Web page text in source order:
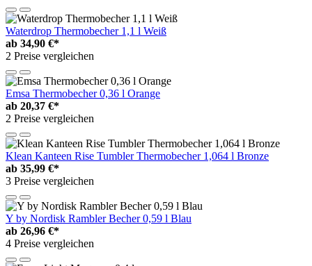
Waterdrop Thermobecher 1,1 l Weiß
ab 34,90 €*
2 Preise vergleichen
Emsa Thermobecher 0,36 l Orange
ab 20,37 €*
2 Preise vergleichen
Klean Kanteen Rise Tumbler Thermobecher 1,064 l Bronze
ab 35,99 €*
3 Preise vergleichen
Y by Nordisk Rambler Becher 0,59 l Blau
ab 26,96 €*
4 Preise vergleichen